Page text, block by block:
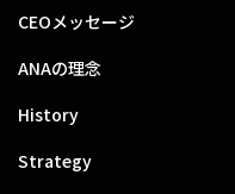
CEOメッセージ
ANAの理念
History
Strategy